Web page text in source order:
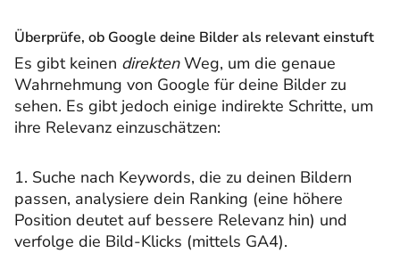
Überprüfe, ob Google deine Bilder als relevant einstuft
Es gibt keinen direktenWeg, um die genaue
Wahrnehmung von Google für deine Bilder zu
sehen. Es gibt jedoch einige indirekte Schritte, um
ihre Relevanz einzuschätzen:
1. Suche nach Keywords, die zu deinen Bildern
passen, analysiere dein Ranking (eine höhere
Position deutet auf bessere Relevanz hin) und
verfolge die Bild-Klicks (mittels GA4).